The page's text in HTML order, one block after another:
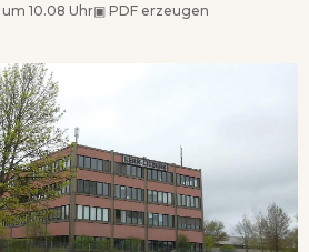
10.08 Uhr▣ PDF erzeugen